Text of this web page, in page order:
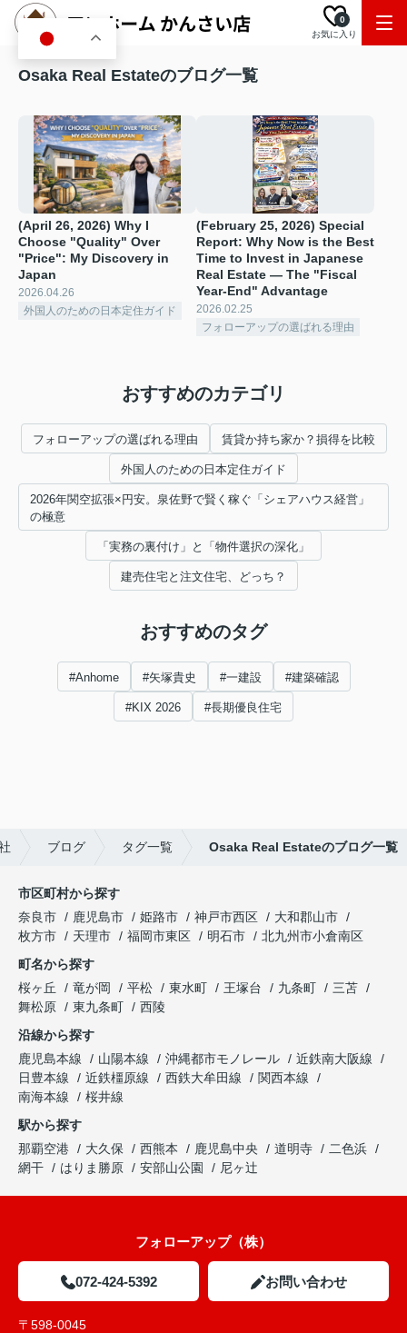
お気に入り
0
Osaka Real Estateのブログ一覧
(April 26, 2026) Why I
Choose "Quality" Over
"Price": My Discovery in
Japan
2026.04.26
外国人のための日本定住ガイド
(February 25, 2026) Special
Report: Why Now is the Best
Time to Invest in Japanese
Real Estate — The "Fiscal
Year-End" Advantage
2026.02.25
フォローアップの選ばれる理由
おすすめのカテゴリ
フォローアップの選ばれる理由 賃貸か持ち家か？損得を比較
外国人のための日本定住ガイド
2026年関空拡張×円安。泉佐野で賢く稼ぐ「シェアハウス経営」
の極意
「実務の裏付け」と「物件選択の深化」
建売住宅と注文住宅、どっち？
おすすめのタグ
#Anhome #矢塚貴史 #一建設 #建築確認
#KIX 2026 #長期優良住宅
ブログ タグ一覧 Osaka Real Estateのブログ一覧
市区町村から探す
奈良市
鹿児島市 姫路市 神戸市西区
大和郡山市
枚方市
天理市 福岡市東区 明石市
北九州市小倉南区
町名から探す
桜ヶ丘
竜が岡 平松 東水町 王塚台 九条町
三苫
舞松原
東九条町
西陵
沿線から探す
鹿児島本線
山陽本線 沖縄都市モノレール
近鉄南大阪線
日豊本線
近鉄橿原線 西鉄大牟田線
関西本線
南海本線
桜井線
駅から探す
那覇空港
大久保 西熊本 鹿児島中央 道明寺
二色浜
網干
はりま勝原 安部山公園 尼ヶ辻
フォローアップ（株）
072-424-5392 お問い合わせ
〒598-0045